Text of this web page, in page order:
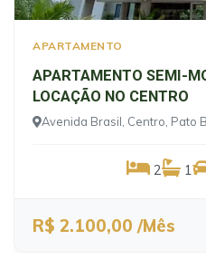
APARTAMENTO
APARTAMENTO SEMI-
LOCAÇÃO NO CENTRO
Avenida Brasil, Centro, Pato
2 1
R$ 2.100,00 /Mês